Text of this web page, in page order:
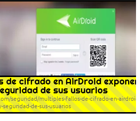
de cifrado en AirDroid
de sus usuarios
seguridad/multiples-fallos-de-cifrado-en-airdroid-
de-sus-usuarios